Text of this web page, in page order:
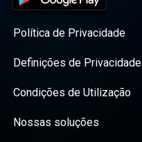
Política de Privacidade
Definições de Privacidade
Condições de Utilização
Nossas soluções